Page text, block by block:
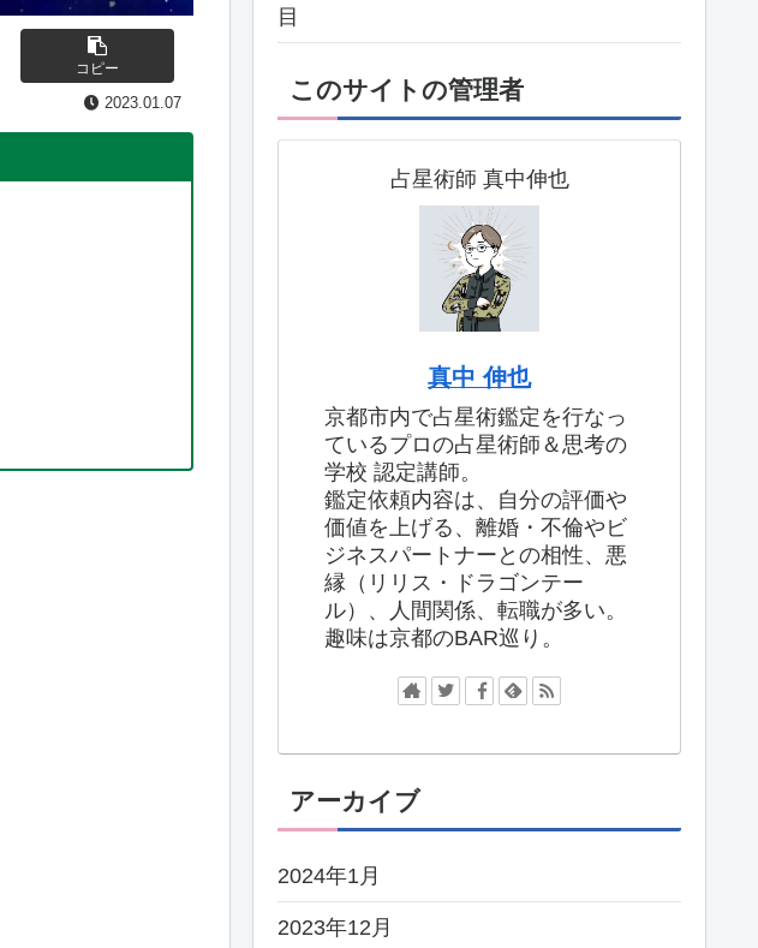
コピー
2023.01.07
目
このサイトの管理者
占星術師 真中伸也
真中 伸也
京都市内で占星術鑑定を行なっ
ているプロの占星術師＆思考の
学校 認定講師。
鑑定依頼内容は、自分の評価や
価値を上げる、離婚・不倫やビ
ジネスパートナーとの相性、悪
縁（リリス・ドラゴンテー
ル）、人間関係、転職が多い。
趣味は京都のBAR巡り。
アーカイブ
2024年1月
2023年12月